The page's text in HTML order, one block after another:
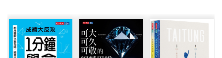
3 用一顆鳳梨打開信任－把嘉義農產品賣到全世界
4 科技化解傳統與環保的衝突－畜牧業不等於又髒又
臭
皮箱，然後又去拆船，後來台灣這些產業都沒落，他
也失業了。聽到他的故事，我才知道，環境對人的影
響有多巨大。」
翁章梁縣長的8年輝煌政績，是遠見、創意、踏實、
重量 751